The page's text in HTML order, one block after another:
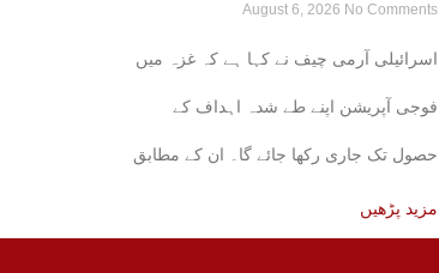
رکھنے کے عزم کا اظہار کر دیا
August 6, 2026 No Comments
اسرائیلی آرمی چیف نے کہا ہے کہ غزہ میں
فوجی آپریشن اپنے طے شدہ اہداف کے
حصول تک جاری رکھا جائے گا۔ ان کے مطابق
مزید پڑھیں